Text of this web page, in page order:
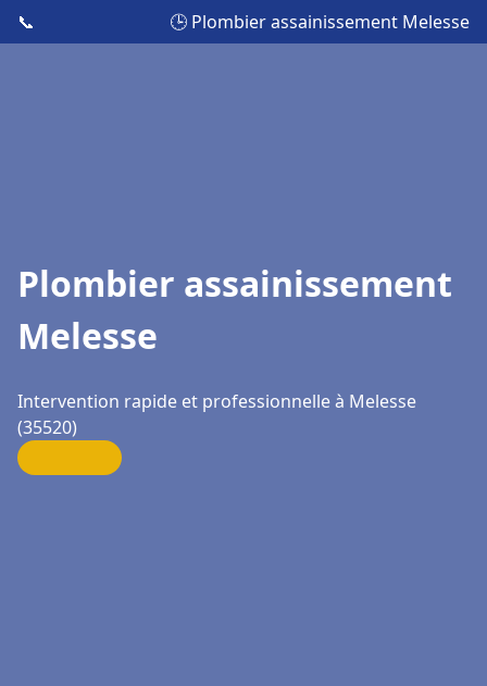
📞 🕒 Plombier assainissement Melesse
Plombier assainissement
Melesse
Intervention rapide et professionnelle à Melesse
(35520)